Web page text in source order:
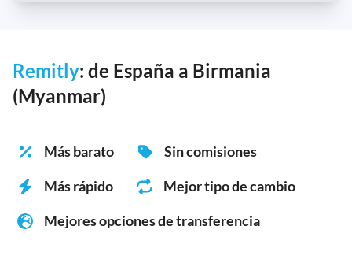
Remitly: de España a Birmania
(Myanmar)
Más barato
Sin comisiones
Más rápido
Mejor tipo de cambio
Mejores opciones de transferencia